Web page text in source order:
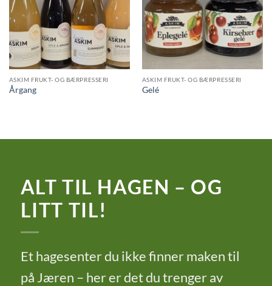
ASKIM FRUKT- OG BÆRPRESSERI
Årgang
ASKIM FRUKT- OG BÆRPRESSERI
Gelé
ALT TIL HAGEN – OG
LITT TIL!
Et hagesenter du ikke finner maken til
på Jæren – her er det du trenger av